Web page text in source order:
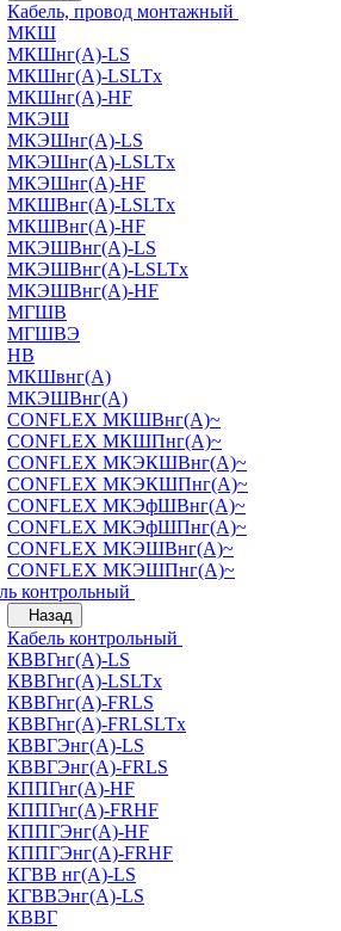
Кабель, провод монтажный
МКШ
МКШнг(А)-LS
МКШнг(А)-LSLTx
МКШнг(А)-HF
МКЭШ
МКЭШнг(А)-LS
МКЭШнг(А)-LSLTx
МКЭШнг(А)-HF
МКШВнг(A)-LSLTx
МКШВнг(А)-HF
МКЭШВнг(А)-LS
МКЭШВнг(A)-LSLTx
МКЭШВнг(А)-HF
МГШВ
МГШВЭ
НВ
МКШвнг(А)
МКЭШВнг(А)
CONFLEX МКШВнг(А)~
CONFLEX МКШПнг(А)~
CONFLEX МКЭКШВнг(А)~
CONFLEX МКЭКШПнг(А)~
CONFLEX МКЭфШВнг(А)~
CONFLEX МКЭфШПнг(А)~
CONFLEX МКЭШВнг(А)~
CONFLEX МКЭШПнг(А)~
контрольный
Назад
Кабель контрольный
КВВГнг(А)-LS
КВВГнг(А)-LSLTx
КВВГнг(А)-FRLS
КВВГнг(А)-FRLSLTx
КВВГЭнг(А)-LS
КВВГЭнг(А)-FRLS
КППГнг(А)-HF
КППГнг(А)-FRHF
КППГЭнг(А)-HF
КППГЭнг(А)-FRHF
КГВВ нг(А)-LS
КГВВЭнг(А)-LS
КВВГ